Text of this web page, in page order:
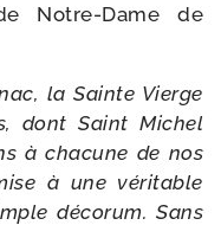
Notre-​Dame de
la Sainte Vierge
dont Saint Michel
à cha­cune de nos
à une véri­table
déco­rum. Sans